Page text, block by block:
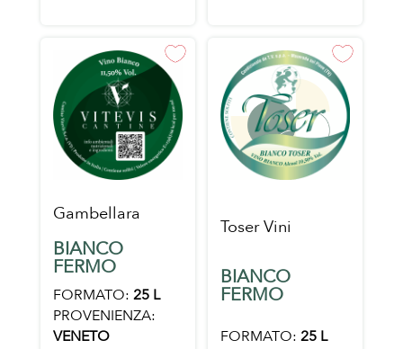
Gambellara
BIANCO
FERMO
FORMATO: 25 L
PROVENIENZA:
VENETO
Toser Vini
BIANCO
FERMO
FORMATO: 25 L